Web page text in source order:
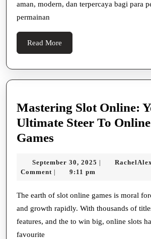
aman, modern, dan terpercaya bagi para
permainan
Read More
More
Mastering Slot Online:
Ultimate Steer To
Games
Online:
Ultimate
Steer
To
September 30, 2025 September
|
Comment | 9:11 pm
The earth of slot online games is moral
and growth rapidly. With thousands of
features, and the to win big, online slots
favourite